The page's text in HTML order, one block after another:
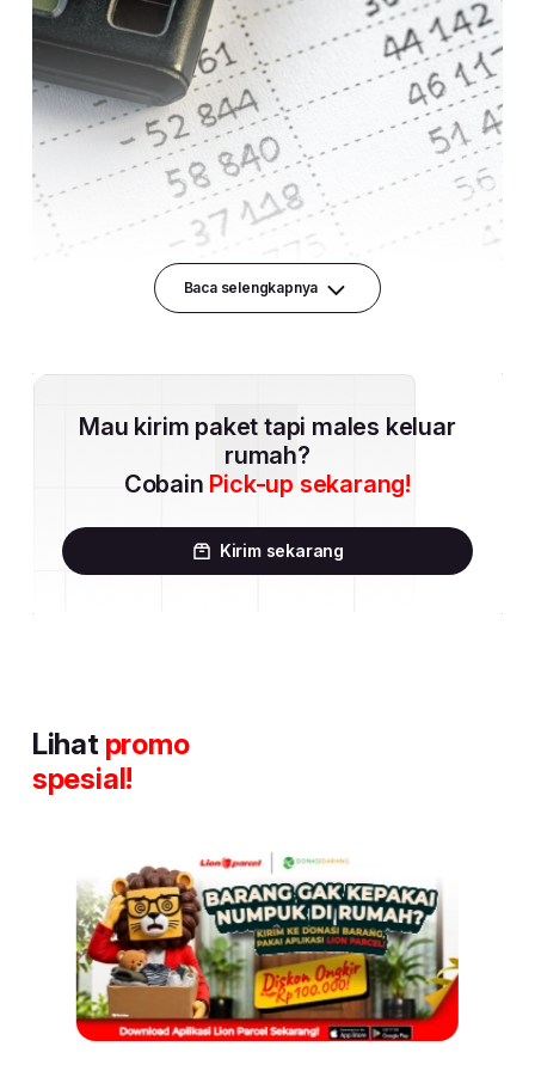
Baca selengkapnya
Mau kirim paket tapi males keluar
rumah?
Cobain Pick-up sekarang!
Kirim sekarang
Lihat promo
spesial!